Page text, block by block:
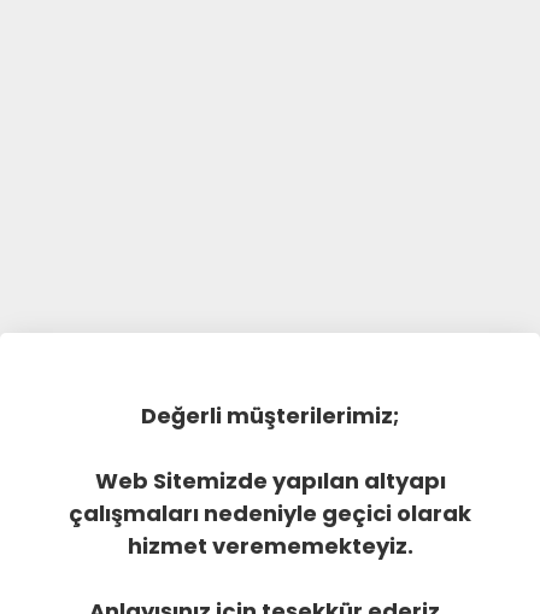
Değerli müşterilerimiz;
Web Sitemizde yapılan altyapı
çalışmaları nedeniyle geçici olarak
hizmet verememekteyiz.